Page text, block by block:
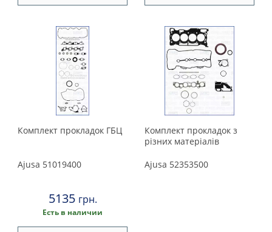
Комплект прокладок ГБЦ
Ajusa 51019400
5135 грн.
Есть в наличии
Комплект прокладок з
різних матеріалів
Ajusa 52353500